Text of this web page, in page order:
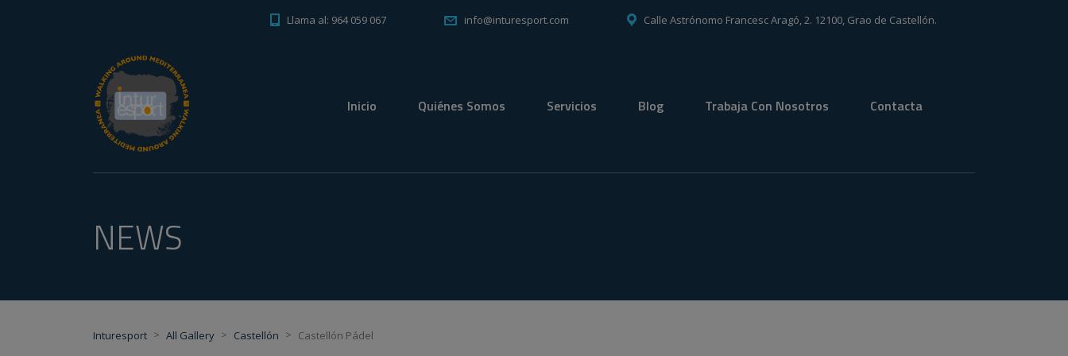
Llama al: 964 059 067 info@inturesport.com Calle Astrónomo Francesc Aragó, 2. 12100, Grao de Castellón.
Inicio Quiénes Somos Servicios Blog Trabaja Con Nosotros Contacta
NEWS
Inturesport > All Gallery > Castellón > Castellón Pádel